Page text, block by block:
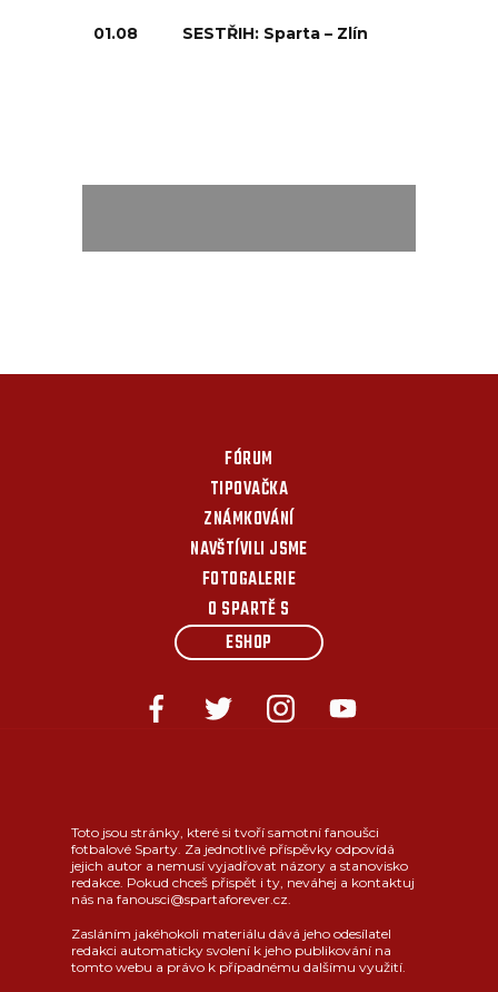
01.08 SESTŘIH: Sparta – Zlín
FÓRUM
TIPOVAČKA
ZNÁMKOVÁNÍ
NAVŠTÍVILI JSME
FOTOGALERIE
O SPARTĚ S
ESHOP
Toto jsou stránky, které si tvoří samotní fanoušci
fotbalové Sparty. Za jednotlivé příspěvky odpovídá
jejich autor a nemusí vyjadřovat názory a stanovisko
redakce. Pokud chceš přispět i ty, neváhej a kontaktuj
nás na fanousci@spartaforever.cz.
Zasláním jakéhokoli materiálu dává jeho odesílatel
redakci automaticky svolení k jeho publikování na
tomto webu a právo k případnému dalšímu využití.